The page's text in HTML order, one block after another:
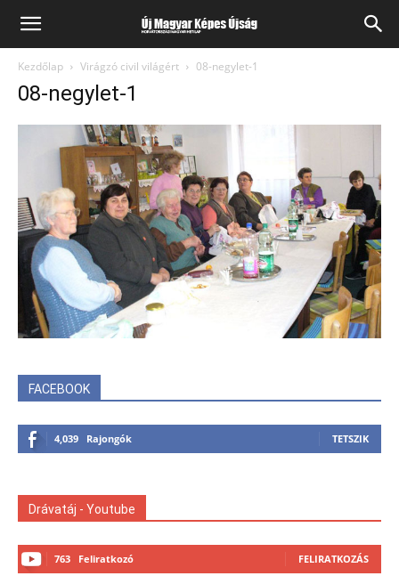
Kezdőlap Virágzó civil világért 08-negylet-1
08-negylet-1
FACEBOOK
4,039 Rajongók TETSZIK
Drávatáj - Youtube
763 Feliratkozó FELIRATKOZÁS